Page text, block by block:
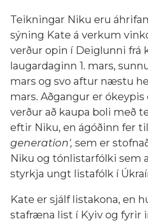
Teikningar Niku eru
sýning Kate á verkum
verður opin í Deiglunni frá
laugardaginn 1. mars,
mars og svo aftur næstu
mars. Aðgangur er
verður að kaupa boli með
eftir Niku, en ágóðinn fer
generation', sem er
Niku og tónlistarfólki sem
styrkja ungt listafólk í
Kate er sjálf listakona, en
stafræna list í Kyiv og fyrir